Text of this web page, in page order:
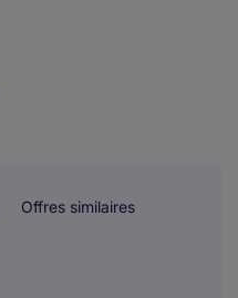
Offres similaires